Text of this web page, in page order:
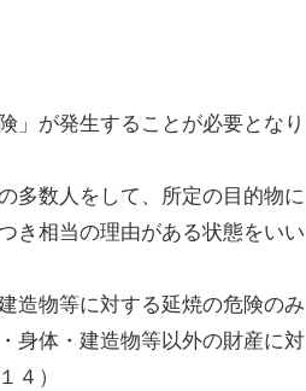
」が発生することが必要となり
多数人をして、所定の目的物に
き相当の理由がある状態をいい
造物等に対する延焼の危険のみ
身体・建造物等以外の財産に対
４）